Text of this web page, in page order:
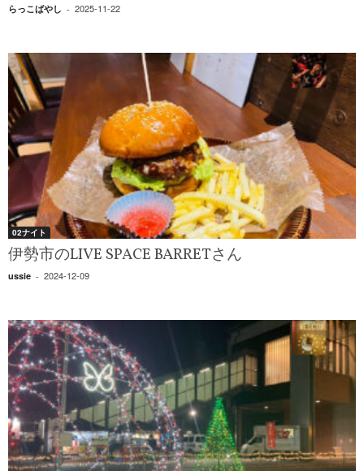
らっこばやし - 2025-11-22
02ナイト
伊勢市のLIVE SPACE BARRETさん
ussie - 2024-12-09